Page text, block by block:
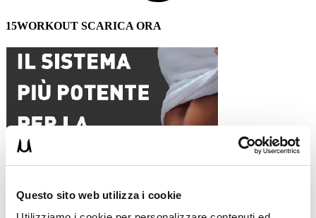
Questo sito web utilizza i cookie
15WORKOUT SCARICA ORA